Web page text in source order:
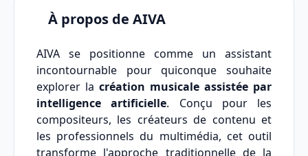
À propos de AIVA
AIVA se positionne comme un assistant
incontournable pour quiconque souhaite
explorer la création musicale assistée par
intelligence artificielle. Conçu pour les
compositeurs, les créateurs de contenu et
les professionnels du multimédia, cet outil
transforme l'approche traditionnelle de la